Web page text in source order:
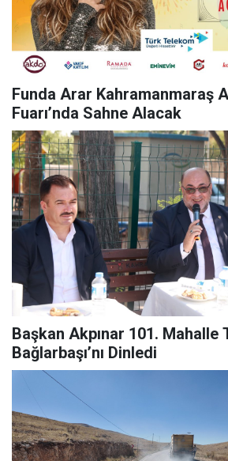
Funda Arar Kahramanmaraş
Fuarı’nda Sahne Alacak
Başkan Akpınar 101. Mahalle
Bağlarbaşı’nı Dinledi